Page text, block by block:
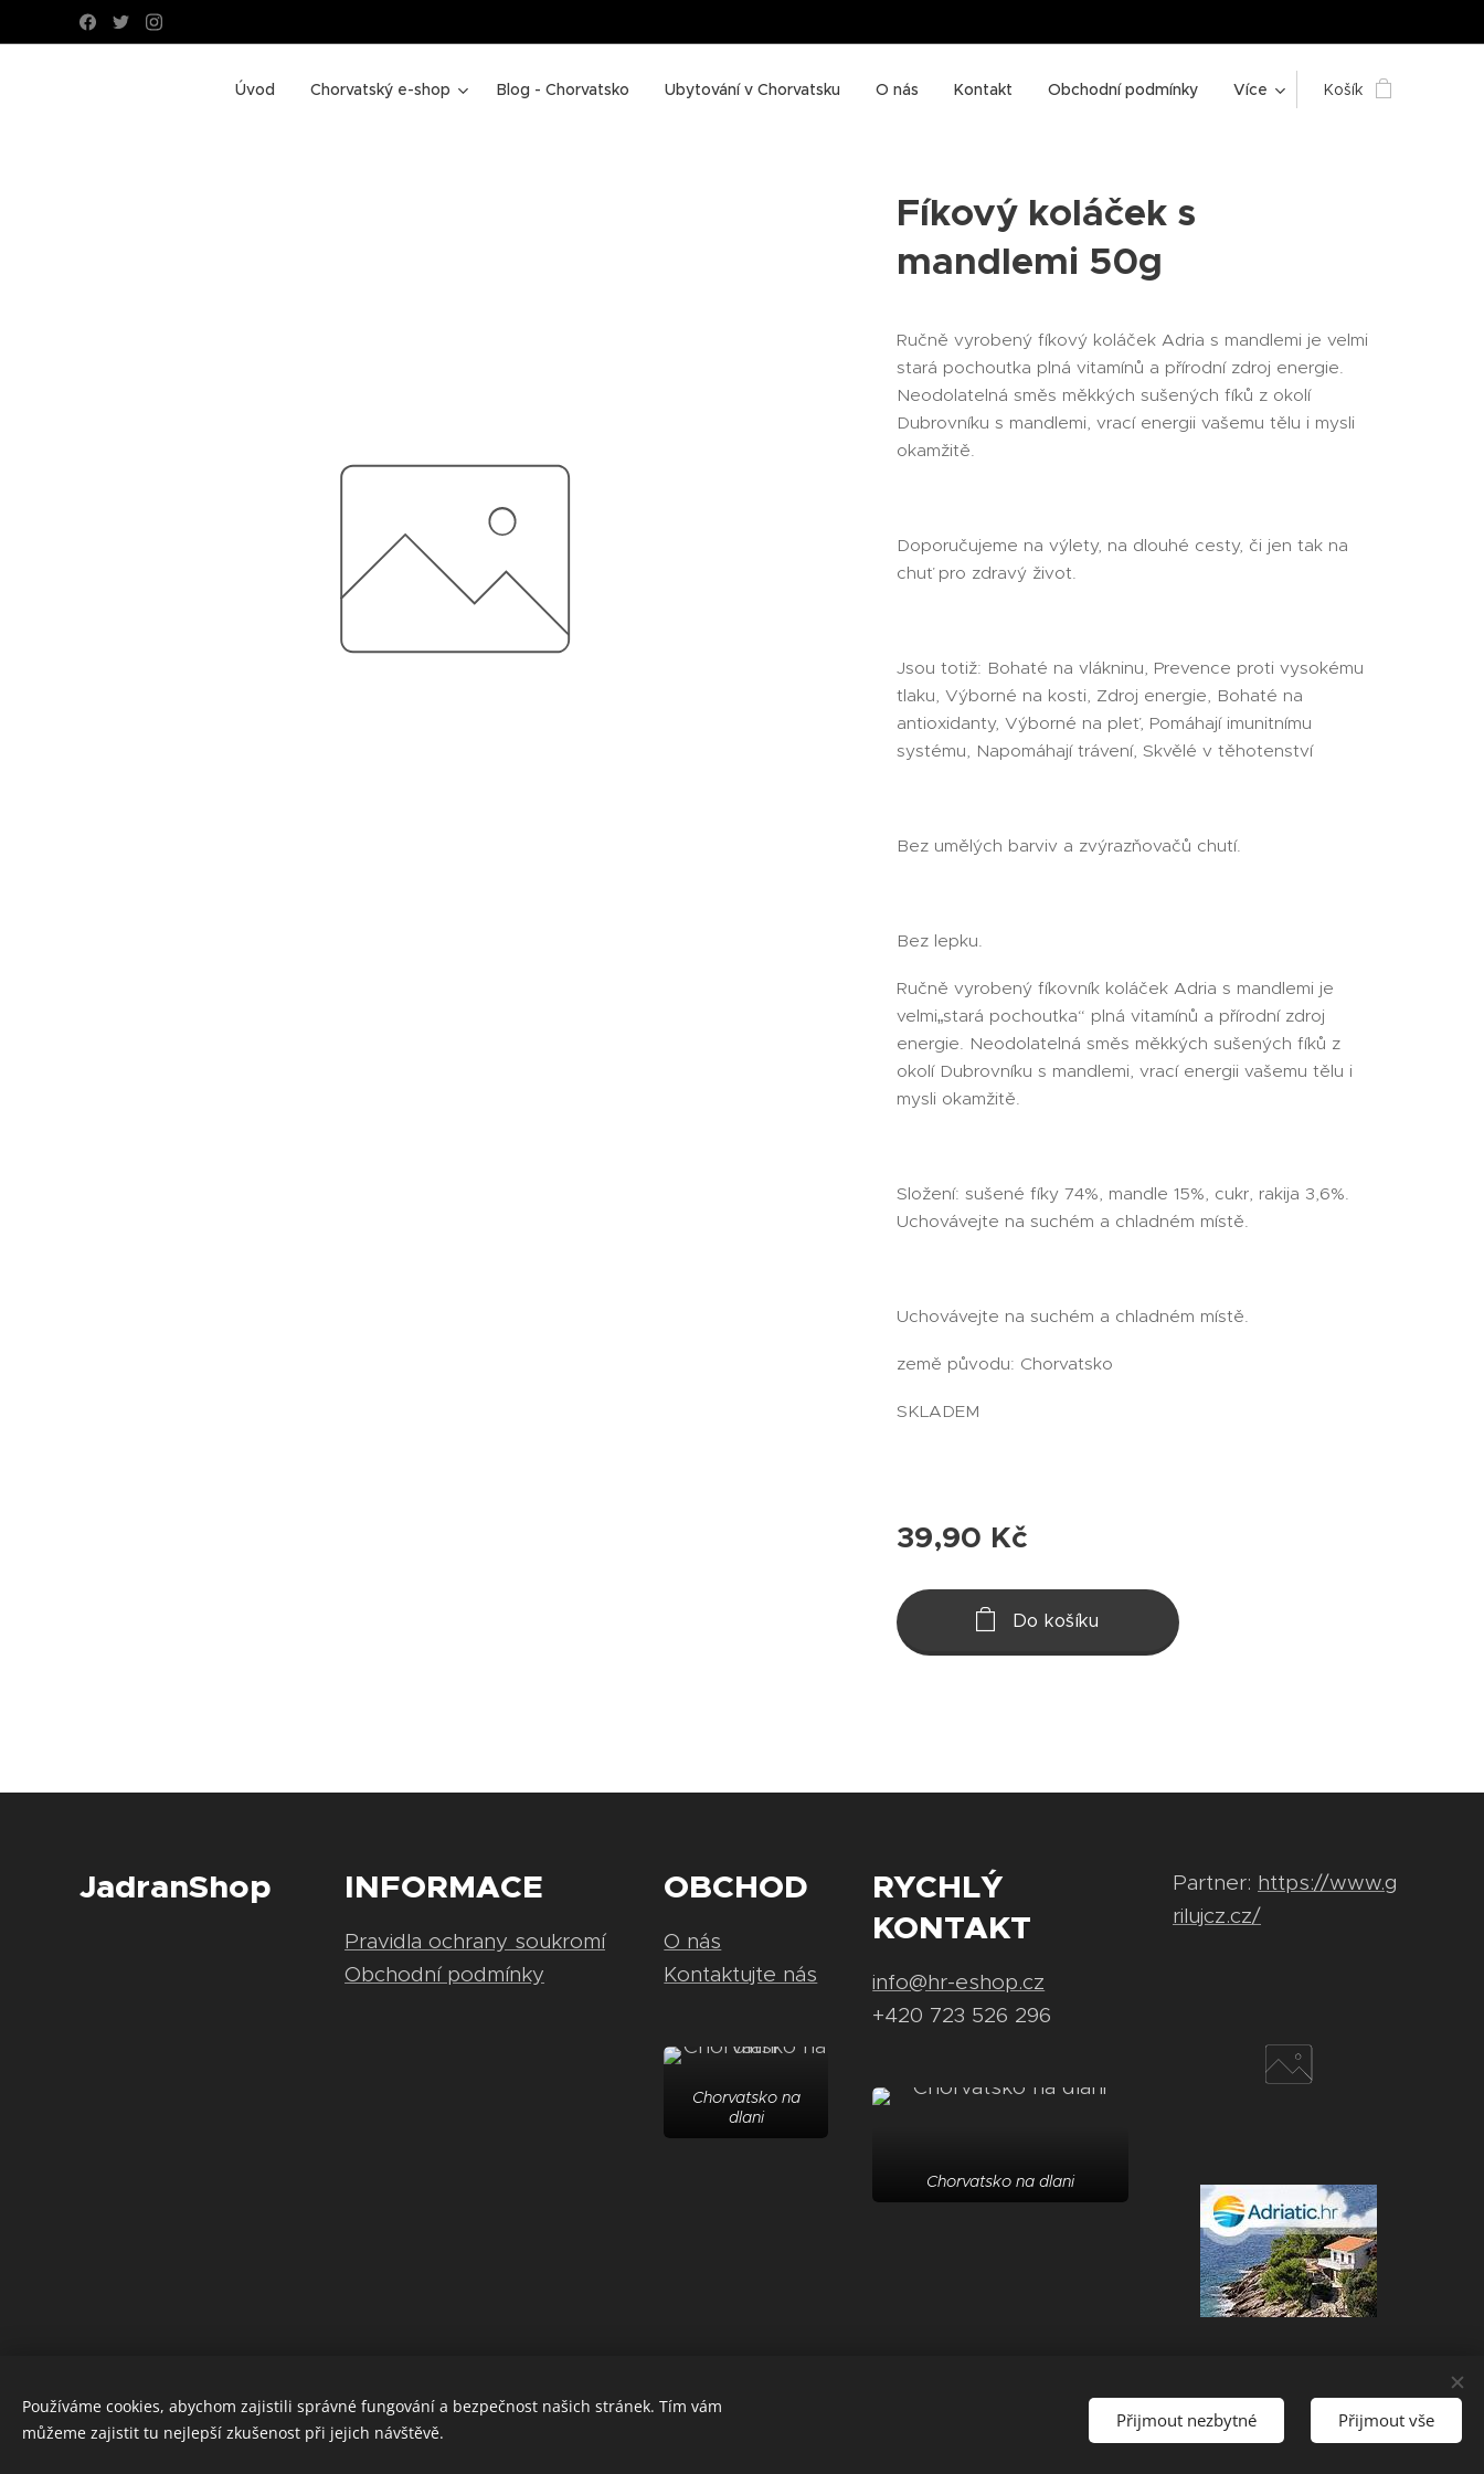
Úvod Chorvatský e-shop Blog - Chorvatsko Ubytování v Chorvatsku O nás Kontakt Obchodní podmínky Více Košík
Fíkový koláček s
mandlemi 50g
Ručně vyrobený fíkový koláček Adria s mandlemi je velmi
stará pochoutka plná vitamínů a přírodní zdroj energie.
Neodolatelná směs měkkých sušených fíků z okolí
Dubrovníku s mandlemi, vrací energii vašemu tělu i mysli
okamžitě.
Doporučujeme na výlety, na dlouhé cesty, či jen tak na
chuť pro zdravý život.
Jsou totiž: Bohaté na vlákninu, Prevence proti vysokému
tlaku, Výborné na kosti, Zdroj energie, Bohaté na
antioxidanty, Výborné na pleť, Pomáhají imunitnímu
systému, Napomáhají trávení, Skvělé v těhotenství
Bez umělých barviv a zvýrazňovačů chutí.
Bez lepku.
Ručně vyrobený fíkovník koláček Adria s mandlemi je
velmi„stará pochoutka“ plná vitamínů a přírodní zdroj
energie. Neodolatelná směs měkkých sušených fíků z
okolí Dubrovníku s mandlemi, vrací energii vašemu tělu i
mysli okamžitě.
Složení: sušené fíky 74%, mandle 15%, cukr, rakija 3,6%.
Uchovávejte na suchém a chladném místě.
Uchovávejte na suchém a chladném místě.
země původu: Chorvatsko
SKLADEM
39,90 Kč
Do košíku
JadranShop INFORMACE
Pravidla ochrany soukromí
Obchodní podmínky
OBCHOD
O nás
Kontaktujte nás
Chorvatsko na
dlani
RYCHLÝ
KONTAKT
info@hr-eshop.cz
+420 723 526 296
Chorvatsko na dlani
Partner: https://www.g
rilujcz.cz/
Používáme cookies, abychom zajistili správné fungování a bezpečnost našich stránek. Tím vám
můžeme zajistit tu nejlepší zkušenost při jejich návštěvě.
Přijmout nezbytné Přijmout vše